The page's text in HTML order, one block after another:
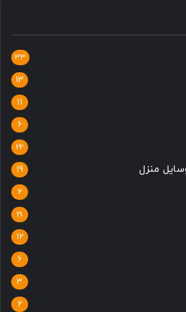
33
13
11
6
22
منزل 19
2
21
12
6
3
2